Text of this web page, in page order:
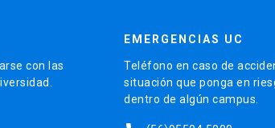
con las
EMERGENCIAS UC
Teléfono en caso de
situación que ponga en
dentro de algún campus.